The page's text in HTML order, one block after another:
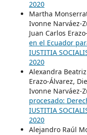
2020
Martha
Ivonne Narváez-
Juan Carlos
en el Ecuador
IUSTITIA
2020
Alexandra
Erazo-Álvarez,
Ivonne Narváez-
procesado:
IUSTITIA
2020
Alejandro Raúl